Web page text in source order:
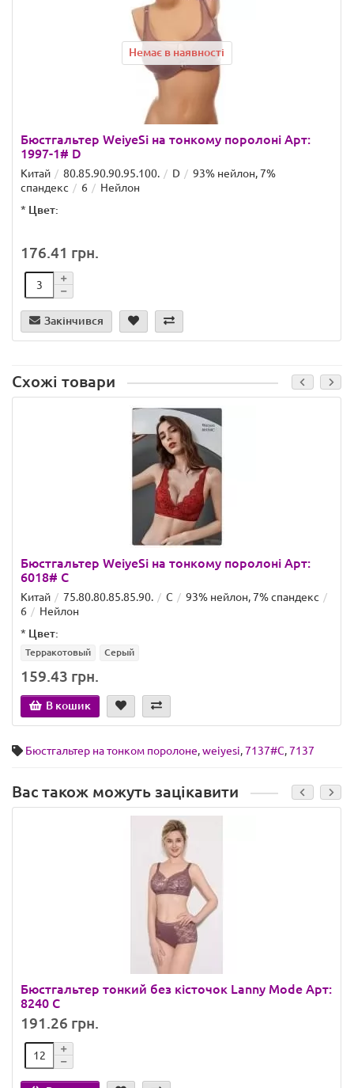
Немає в наявності
Бюстгальтер WeiyeSi на тонкому поролоні Арт:
1997-1# D
Китай 80.85.90.90.95.100. D
93% нейлон, 7%
спандекс
6
Нейлон
* Цвет:
176.41 грн.
Закінчився
Схожі товари
Бюстгальтер WeiyeSi на тонкому поролоні Арт:
6018# C
Китай 75.80.80.85.85.90. C
93% нейлон, 7% спандекс
6
Нейлон
* Цвет:
Терракотовый Серый
159.43 грн.
В кошик
Бюстгальтер на тонком поролоне,weiyesi,7137#С,7137
Вас також можуть зацікавити
Бюстгальтер тонкий без кісточок Lanny Mode Арт:
8240 C
191.26 грн.